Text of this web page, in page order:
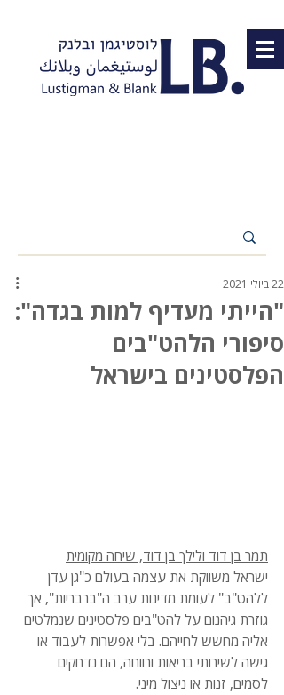
"הייתי מעדיף למות בגדה":
סיפורי הלהט"בים
הפלסטינים בישראל
22 ביולי 2021
תמר בן דוד ולילך בן דוד, שיחה מקומית
ישראל משווקת את עצמה בעולם כ"גן עדן
ללהט"ב" לעומת מדינות ערב ה"ברבריות", אך
גוזרת גיהנום על להט"בים פלסטינים שנמלטים
אליה מחשש לחייהם. בלי אפשרות לעבוד או
גישה לשירותי בריאות ורווחה, הם נדחקים
לסמים, זנות או ניצול מיני.